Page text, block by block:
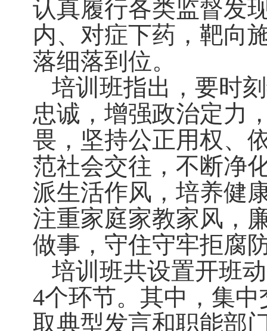
认真履行各类监督发
内、对症下药，靶向
落细落到位。
培训班指出，要时
忠诚，增强政治定力
畏，坚持公正用权、
范社会交往，不断净
派生活作风，培养健
注重家庭家教家风，
做事，守住守牢拒腐
培训班共设置开班
4个环节。其中，集
取典型发言和职能部